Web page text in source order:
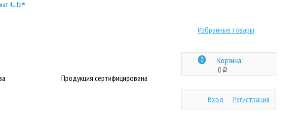
Избранные товары
0 Корзина:
0 q
Продукция сертифицирована
4Life®
Вход Регистрация